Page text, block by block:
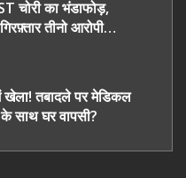
चोरी का भंडाफोड़,
तीनो आरोपी
खेला! तबादले पर मेडिकल
साथ घर वापसी?